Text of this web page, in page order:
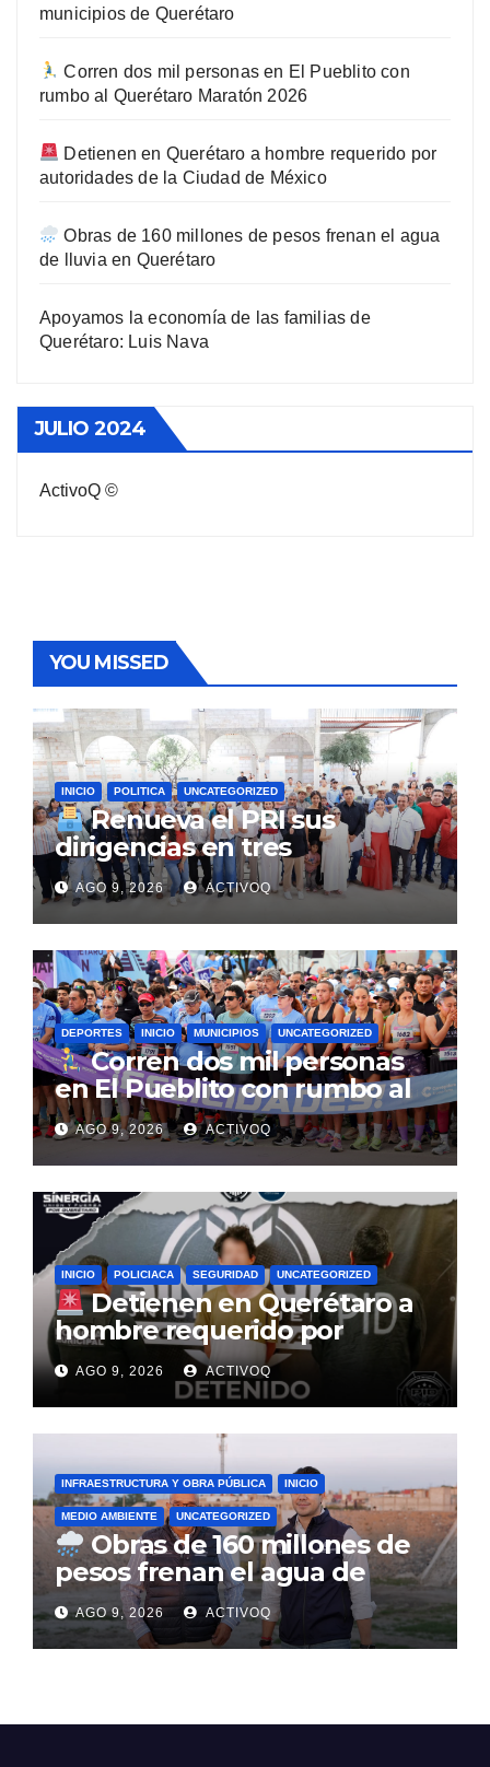
municipios de Querétaro
Corren dos mil personas en El Pueblito con
rumbo al Querétaro Maratón 2026
Detienen en Querétaro a hombre requerido por
autoridades de la Ciudad de México
Obras de 160 millones de pesos frenan el agua
de lluvia en Querétaro
Apoyamos la economía de las familias de
Querétaro: Luis Nava
JULIO 2024
ActivoQ ©
YOU MISSED
INICIO POLITICA UNCATEGORIZED
Renueva el PRI sus
dirigencias en tres
municipios de Querétaro
AGO 9, 2026 ACTIVOQ
DEPORTES INICIO MUNICIPIOS UNCATEGORIZED
Corren dos mil personas
en El Pueblito con rumbo al
Querétaro Maratón 2026
AGO 9, 2026 ACTIVOQ
INICIO POLICIACA SEGURIDAD UNCATEGORIZED
Detienen en Querétaro a
hombre requerido por
autoridades de la Ciudad de
México
AGO 9, 2026 ACTIVOQ
INFRAESTRUCTURA Y OBRA PÚBLICA INICIO
MEDIO AMBIENTE UNCATEGORIZED
Obras de 160 millones de
pesos frenan el agua de
lluvia en Querétaro
AGO 9, 2026 ACTIVOQ